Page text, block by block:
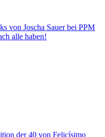
von Joscha Sauer bei PPM
alle haben!
der 40 von Felicísimo